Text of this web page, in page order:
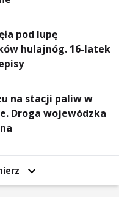
pod lupę
hulajnóg. 16-latek
na stacji paliw w
Droga wojewódzka